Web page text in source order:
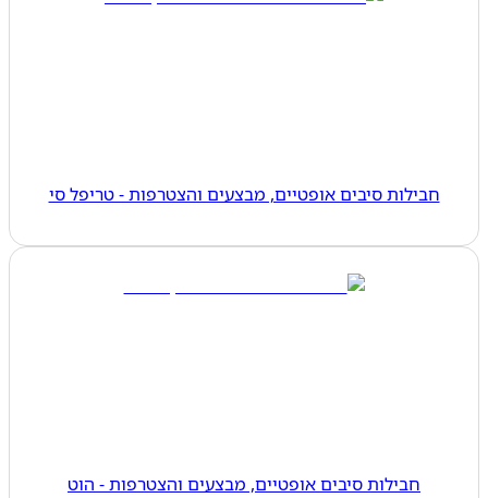
חבילות סיבים אופטיים, מבצעים והצטרפות - טריפל סי
חבילות סיבים אופטיים, מבצעים והצטרפות - הוט